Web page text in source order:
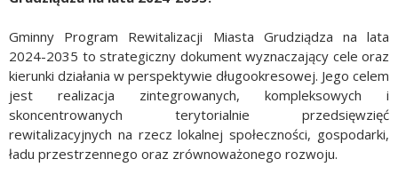
Gminny Program Rewitalizacji Miasta Grudziądza na lata
2024-2035 to strategiczny dokument wyznaczający cele oraz
kierunki działania w perspektywie długookresowej. Jego celem
jest realizacja zintegrowanych, kompleksowych i
skoncentrowanych terytorialnie przedsięwzięć
rewitalizacyjnych na rzecz lokalnej społeczności, gospodarki,
ładu przestrzennego oraz zrównoważonego rozwoju.